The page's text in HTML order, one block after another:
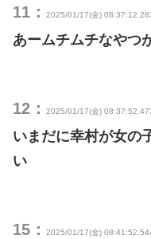
11： 2025/01/17(金)
あームチムチなやつ
12： 2025/01/17(金)
いまだに幸村が女の
い
15： 2025/01/17(金)